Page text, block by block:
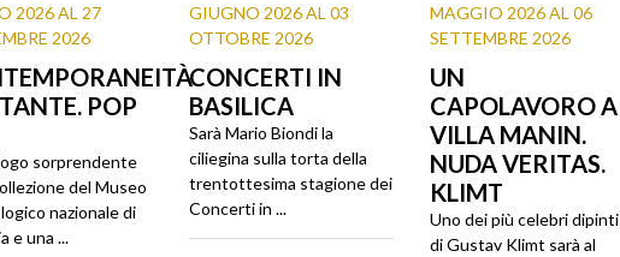
2026 AL 27
2026
POP
sorprendente
del Museo
nazionale di
e una ...
GIUGNO 2026 AL 03
OTTOBRE 2026
CONCERTI IN
BASILICA
Sarà Mario Biondi la
ciliegina sulla torta della
trentottesima stagione dei
Concerti in ...
MAGGIO 2026 AL 06
SETTEMBRE 2026
UN
CAPOLAVORO A
VILLA MANIN.
NUDA VERITAS.
KLIMT
Uno dei più celebri dipinti
di Gustav Klimt sarà al